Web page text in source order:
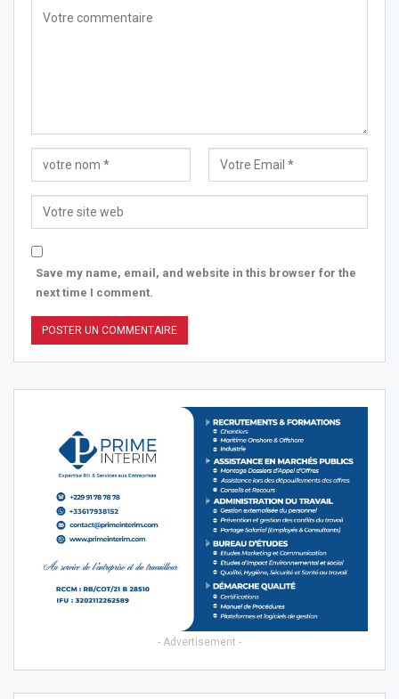
Save my name, email, and website in this browser for the
next time I comment.
- Advertisement -